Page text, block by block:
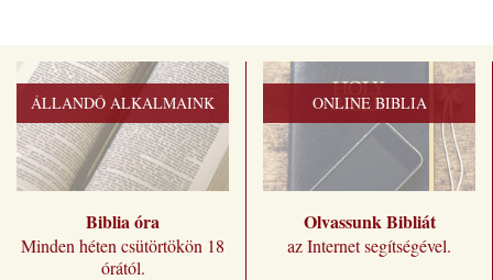
ÁLLANDÓ ALKALMAINK
Biblia óra
Minden héten csütörtökön 18
órától.
ONLINE BIBLIA
Olvassunk Bibliát
az Internet segítségével.